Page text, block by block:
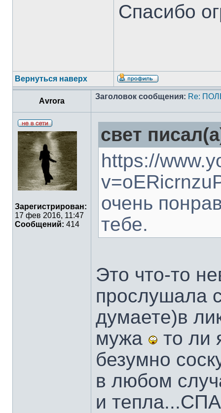
Спасибо
Вернуться наверх
Аvrora
Заголовок сообщения: Re:
Зарегистрирован:
17 фев 2016, 11:47
Сообщений: 414
свет
https://
очень
тебе.
Это что-то
прослушала
думаете)в
мужа
то ли
безумно
в любом
и